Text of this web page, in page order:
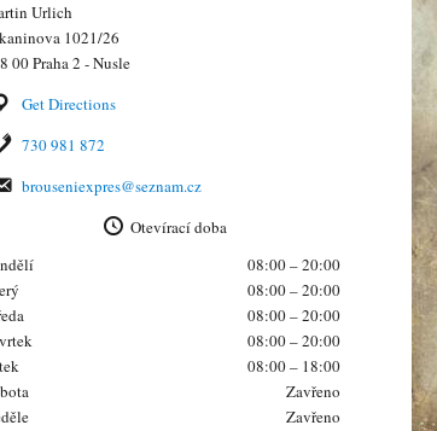
Urlich
1021/26
00 Praha 2 - Nusle
Get Directions
730 981 872
brouseniexpres@seznam.cz
Otevírací doba
08:00 – 20:00
08:00 – 20:00
08:00 – 20:00
08:00 – 20:00
08:00 – 18:00
Zavřeno
Zavřeno